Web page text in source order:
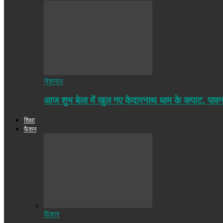
नेशनल
आज शुभ बेला में खुल गए केदारनाथ धाम के कपाट,
शिक्षा
फैशन
फैशन